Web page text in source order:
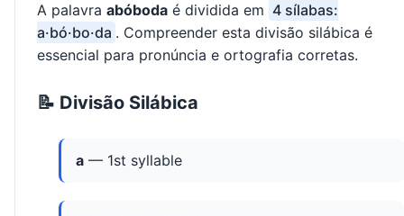
A palavra abóboda é dividida em 4 sílabas:
a·bó·bo·da . Compreender esta divisão silábica é
essencial para pronúncia e ortografia corretas.
📝 Divisão Silábica
a — 1st syllable